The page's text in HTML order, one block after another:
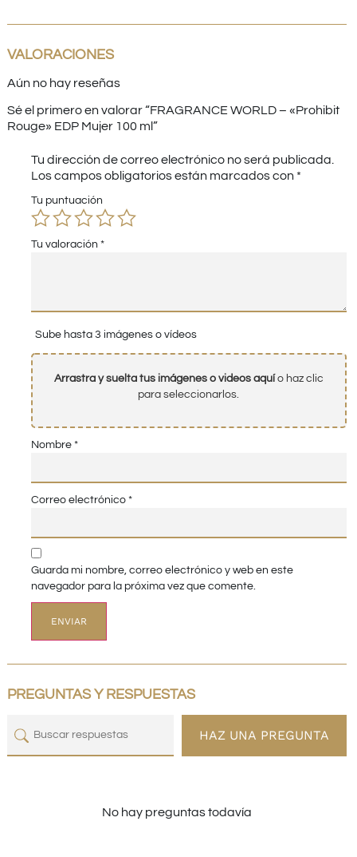
VALORACIONES
Aún no hay reseñas
Sé el primero en valorar “FRAGRANCE WORLD – «Prohibit
Rouge» EDP Mujer 100 ml”
Tu dirección de correo electrónico no será publicada.
Los campos obligatorios están marcados con *
Tu puntuación
Tu valoración *
Sube hasta 3 imágenes o vídeos
Arrastra y suelta tus imágenes o videos aquío haz clic
para seleccionarlos.
Nombre *
Correo electrónico *
Guarda mi nombre, correo electrónico y web en este
navegador para la próxima vez que comente.
PREGUNTAS Y RESPUESTAS
HAZ UNA PREGUNTA
No hay preguntas todavía